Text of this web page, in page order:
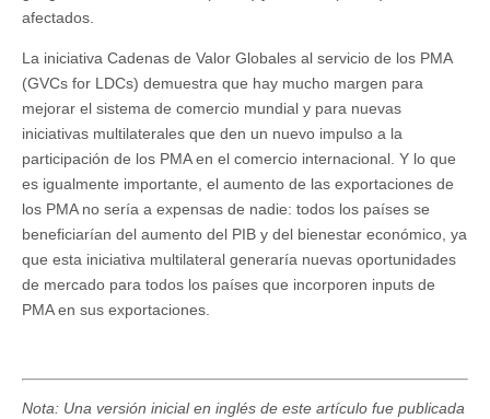
afectados.
La iniciativa Cadenas de Valor Globales al servicio de los PMA
(GVCs for LDCs) demuestra que hay mucho margen para
mejorar el sistema de comercio mundial y para nuevas
iniciativas multilaterales que den un nuevo impulso a la
participación de los PMA en el comercio internacional. Y lo que
es igualmente importante, el aumento de las exportaciones de
los PMA no sería a expensas de nadie: todos los países se
beneficiarían del aumento del PIB y del bienestar económico, ya
que esta iniciativa multilateral generaría nuevas oportunidades
de mercado para todos los países que incorporen inputs de
PMA en sus exportaciones.
Nota: Una versión inicial en inglés de este artículo fue publicada